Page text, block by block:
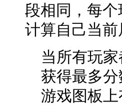
段相同，每
计算自己当前
当所有玩家
获得最多分
游戏图板上